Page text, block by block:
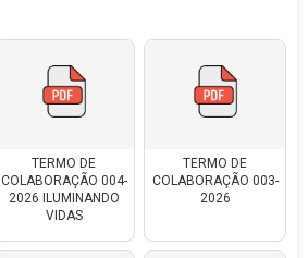
TERMO DE
COLABORAÇÃO 004-
2026 ILUMINANDO
VIDAS
TERMO DE
COLABORAÇÃO 003-
2026